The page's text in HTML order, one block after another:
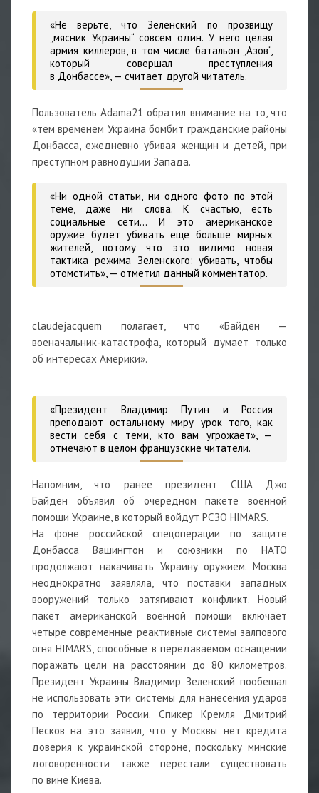
«Не верьте, что Зеленский по прозвищу
„мясник Украины“ совсем один. У него целая
армия киллеров, в том числе батальон „Азов“,
который совершал преступления
в Донбассе», — считает другой читатель.
Пользователь Adama21 обратил внимание на то, что
«тем временем Украина бомбит гражданские районы
Донбасса, ежедневно убивая женщин и детей, при
преступном равнодушии Запада.
«Ни одной статьи, ни одного фото по этой
теме, даже ни слова. К счастью, есть
социальные сети… И это американское
оружие будет убивать еще больше мирных
жителей, потому что это видимо новая
тактика режима Зеленского: убивать, чтобы
отомстить», — отметил данный комментатор.
claudejacquem
полагает, что «Байден —
военачальник-катастрофа, который думает только
об интересах Америки».
«Президент Владимир Путин и Россия
преподают остальному миру урок того, как
вести себя с теми, кто вам угрожает», —
отмечают в целом французские читатели.
Напомним, что ранее президент США
Джо
Байден объявил об очередном пакете военной
помощи Украине, в который войдут РСЗО HIMARS.
На фоне российской спецоперации по защите
Донбасса Вашингтон и союзники по НАТО
продолжают накачивать Украину оружием. Москва
неоднократно заявляла, что поставки западных
вооружений только затягивают конфликт. Новый
пакет американской военной помощи включает
четыре современные реактивные системы залпового
огня HIMARS, способные в передаваемом оснащении
поражать цели на расстоянии до 80 километров.
Президент Украины Владимир Зеленский пообещал
не использовать эти системы для нанесения ударов
по территории России. Спикер Кремля Дмитрий
Песков на это заявил, что у Москвы нет кредита
доверия к украинской стороне, поскольку минские
договоренности также перестали существовать
по вине Киева.